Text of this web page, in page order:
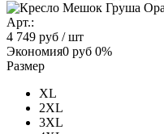
Арт.:
4 749 руб / шт
Экономия0 руб 0%
Размер
XL
2XL
3XL